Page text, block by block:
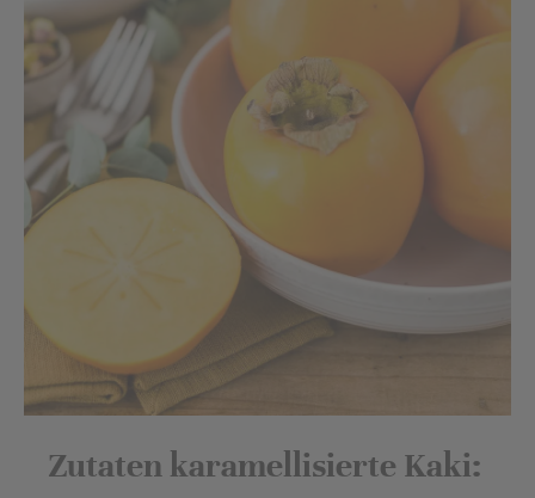
Zutaten karamellisierte Kaki: